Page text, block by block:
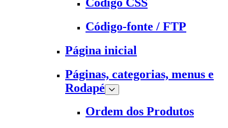
Código-fonte / FTP
Página inicial
Páginas, categorias, menus e
Rodapé
Ordem dos Produtos